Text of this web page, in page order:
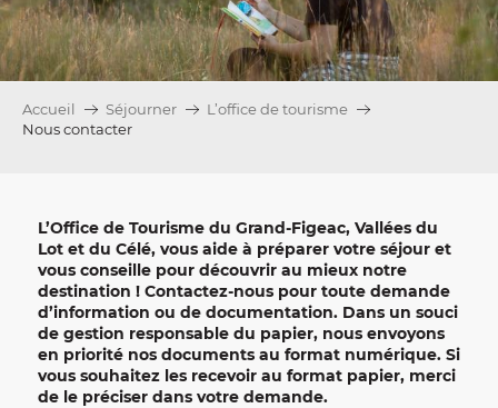
Accueil Séjourner
L’office de tourisme
Nous contacter
L’Office de Tourisme du Grand-Figeac, Vallées du
Lot et du Célé, vous aide à préparer votre séjour et
vous conseille pour découvrir au mieux notre
destination ! Contactez-nous pour toute demande
d’information ou de documentation. Dans un souci
de gestion responsable du papier, nous envoyons
en priorité nos documents au format numérique. Si
vous souhaitez les recevoir au format papier, merci
de le préciser dans votre demande.